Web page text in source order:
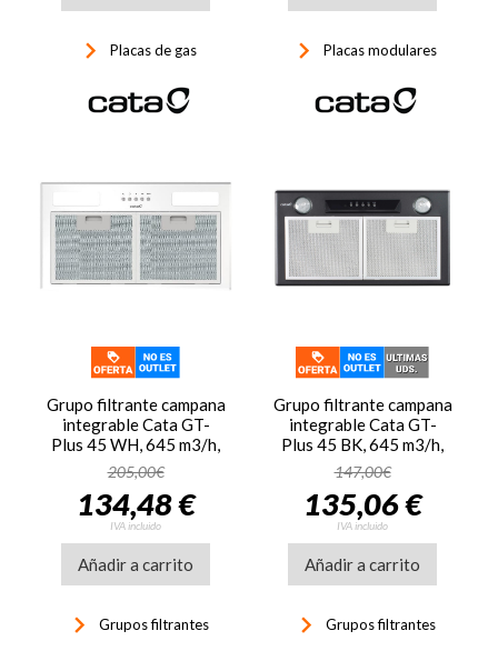
keyboard_arrow_right Placas de gas keyboard_arrow_right Placas modulares
Grupo filtrante campana
integrable Cata GT-
Plus 45 WH, 645 m3/h,
blanco
205,00€
134,48 €
IVA incluido
Añadir a carrito
keyboard_arrow_right Grupos filtrantes
Grupo filtrante campana
integrable Cata GT-
Plus 45 BK, 645 m3/h,
negro
147,00€
135,06 €
IVA incluido
Añadir a carrito
keyboard_arrow_right Grupos filtrantes